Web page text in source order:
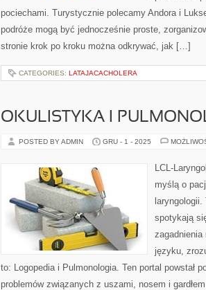
pociechami. Turystycznie polecamy Andora i
podróże mogą być jednocześnie proste,
stronie krok po kroku można odkrywać, jak […]
CATEGORIES: LATAJACACHOLERA
OKULISTYKA I
POSTED BY ADMIN GRU - 1 - 2025
LCL-
myślą o
spotykają
zagadnienia
języku,
to: Logopedia i Pulmonologia. Ten portal powstał
problemów związanych z uszami, nosem i